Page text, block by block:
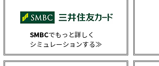
SMBCでもっと詳しく
シミュレーションする≫